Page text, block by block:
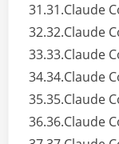
31.31.Claude
32.32.Claude
33.33.Claude
34.34.Claude
35.35.Claude
36.36.Claude